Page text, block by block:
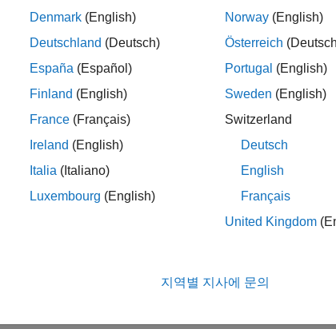
자율 비행, 레이더 및 통신 분야의 응용을 위해 비행 및 임무
알고리즘 개발, 소프트웨어 통합 테스트, HIL(Hardware-in-
튜토리얼
NASA HL-20 모델 탐구하기
Simulink 인터페이스에서 항공우주 모델을 실행하는 방법을
모델 설정과 파라미터를 수정하는 방법을 알아봅니다.
궤도 전파기 블록을 이용한 위성군 모델링
위성군의 궤도를 전파하고 개별 위성과 여러 지상국 간의 액
Denmark (English)
Deutschland (Deutsch)
España (Español)
Finland (English)
France (Français)
Ireland (English)
Italia (Italiano)
Luxembourg (English)
Norway (English)
Österreich
Portugal (English)
Sweden (English)
Switzerland
Deutsch
English
Français
United Kingdom
지역별 지사에 문의